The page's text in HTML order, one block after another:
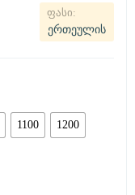
ერთეულის
1100 1200